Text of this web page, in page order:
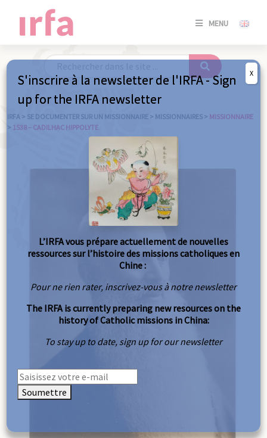
MENU
SE
/
IRFA > SE DOCUMENTER SUR UN MISSIONNAIRE > MISSIONNAIRES > MISSIONNAIRE
> 1538 – CADILHAC HIPPOLYTE
S'inscrire à la newsletter de l'IRFA - Sign
up for the IRFA newsletter
L’IRFA vous prépare actuellement de nouvelles
ressources sur l’histoire des missions catholiques en
Chine :
Pour ne rien rater, inscrivez-vous à notre newsletter
The IRFA is currently preparing new resources on the
history of Catholic missions in China:
To stay up to date, sign up for our newsletter
Soumettre
X